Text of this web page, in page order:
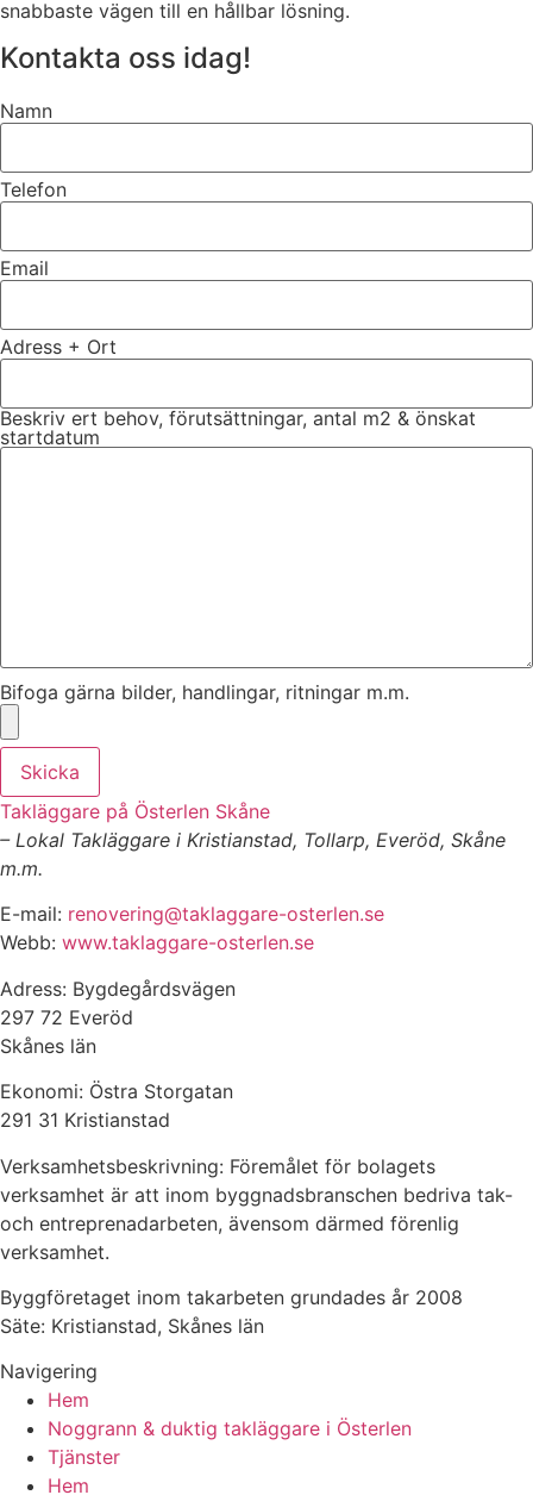
snabbaste vägen till en hållbar lösning.
Kontakta oss idag!
Namn
Telefon
Email
Adress + Ort
Beskriv ert behov, förutsättningar, antal m2 & önskat
startdatum
Bifoga gärna bilder, handlingar, ritningar m.m.
Skicka
Takläggare på Österlen Skåne
– Lokal Takläggare i Kristianstad, Tollarp, Everöd, Skåne
m.m.
E-mail: renovering@taklaggare-osterlen.se
Webb: www.taklaggare-osterlen.se
Adress: Bygdegårdsvägen
297 72 Everöd
Skånes län
Ekonomi: Östra Storgatan
291 31 Kristianstad
Verksamhetsbeskrivning: Föremålet för bolagets
verksamhet är att inom byggnadsbranschen bedriva tak-
och entreprenadarbeten, ävensom därmed förenlig
verksamhet.
Byggföretaget inom takarbeten grundades år 2008
Säte: Kristianstad, Skånes län
Navigering
Hem
Noggrann & duktig takläggare i Österlen
Tjänster
Hem